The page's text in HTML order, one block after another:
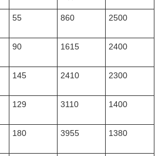
55 860 2500
90 1615 2400
145 2410 2300
129 3110 1400
180 3955 1380